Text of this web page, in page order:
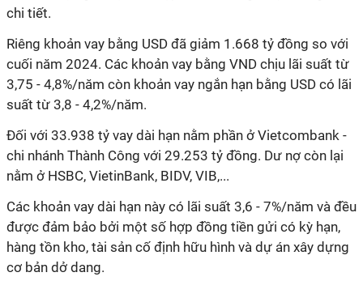
chi tiết.
Riêng khoản vay bằng USD đã giảm 1.668 tỷ đồng so với
cuối năm 2024. Các khoản vay bằng VND chịu lãi suất từ
3,75 - 4,8%/năm còn khoản vay ngắn hạn bằng USD có lãi
suất từ 3,8 - 4,2%/năm.
Đối với 33.938 tỷ vay dài hạn nằm phần ở Vietcombank -
chi nhánh Thành Công với 29.253 tỷ đồng. Dư nợ còn lại
nằm ở HSBC, VietinBank, BIDV, VIB,...
Các khoản vay dài hạn này có lãi suất 3,6 - 7%/năm và đều
được đảm bảo bởi một số hợp đồng tiền gửi có kỳ hạn,
hàng tồn kho, tài sản cố định hữu hình và dự án xây dựng
cơ bản dở dang.